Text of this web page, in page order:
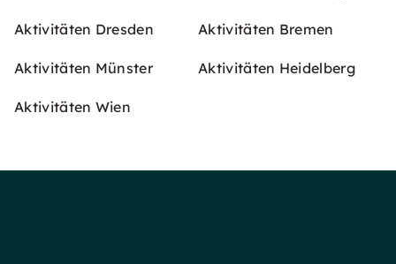
Aktivitäten Dresden Aktivitäten Bremen
Aktivitäten Münster Aktivitäten Heidelberg
Aktivitäten Wien